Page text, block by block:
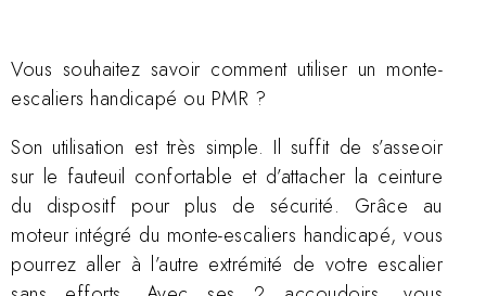
Vous souhaitez savoir comment utiliser un monte-
escaliers handicapé ou PMR ?
Son utilisation est très simple. Il suffit de s’asseoir
sur le fauteuil confortable et d’attacher la ceinture
du dispositf pour plus de sécurité. Grâce au
moteur intégré du monte-escaliers handicapé, vous
pourrez aller à l’autre extrémité de votre escalier